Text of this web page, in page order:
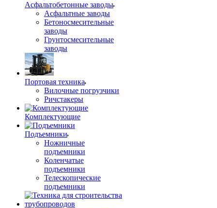
Асфальтобетонные заводы
Асфальтные заводы
Бетоносмесительные
заводы
Грунтосмесительные
заводы
Портовая техника
Вилочные погрузчики
Ричстакеры
Комплектующие
Подъемники
Ножничные
подъемники
Коленчатые
подъемники
Телескопические
подъемники